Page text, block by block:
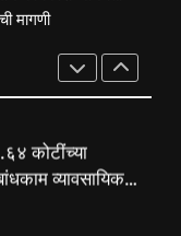
! तत्कालीन
निधन;
हरपला!
मागणी
कोटींच्या
व्यावसायिक
! तत्कालीन
हरविंदर सिंग बंसल